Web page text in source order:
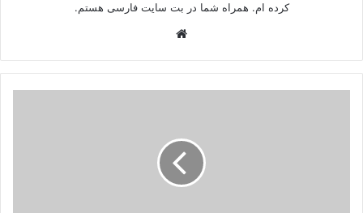
کرده ام. همراه شما در بت سایت فارسی هستم.